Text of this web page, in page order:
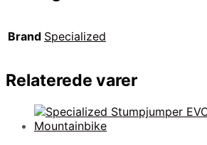
Brand Specialized
Relaterede varer